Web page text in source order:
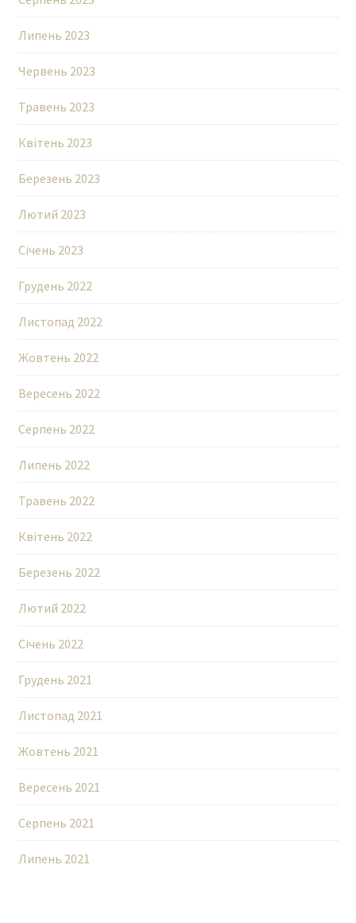
Липень 2023
Червень 2023
Травень 2023
Квітень 2023
Березень 2023
Лютий 2023
Січень 2023
Грудень 2022
Листопад 2022
Жовтень 2022
Вересень 2022
Серпень 2022
Липень 2022
Травень 2022
Квітень 2022
Березень 2022
Лютий 2022
Січень 2022
Грудень 2021
Листопад 2021
Жовтень 2021
Вересень 2021
Серпень 2021
Липень 2021